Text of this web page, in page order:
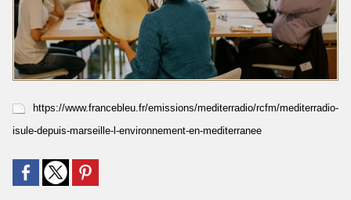
https://www.francebleu.fr/emissions/mediterradio/rcfm/mediterradio-
isule-depuis-marseille-l-environnement-en-mediterranee